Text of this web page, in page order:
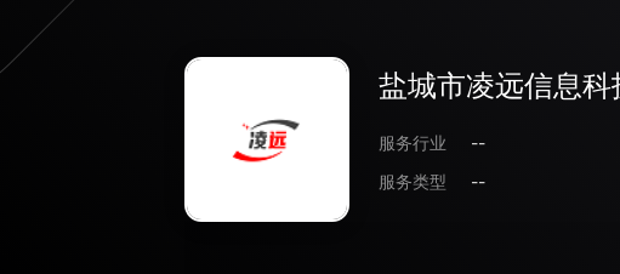
盐城市凌远信息科
服务行业
--
服务类型
--